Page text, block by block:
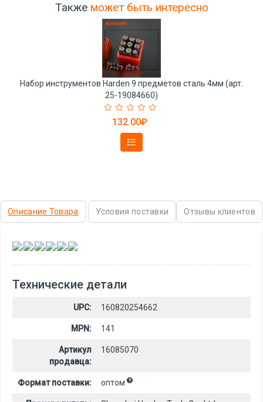
Также может быть интересно
Набор инструментов Harden 9 предметов сталь 4мм (арт.
25-19084660)
132.00₽
Описание Товара Условия поставки Отзывы клиентов
, , , , ,
Технические детали
UPC: 160820254662
MPN: 141
Артикул
продавца:
16085070
Формат поставки: оптом